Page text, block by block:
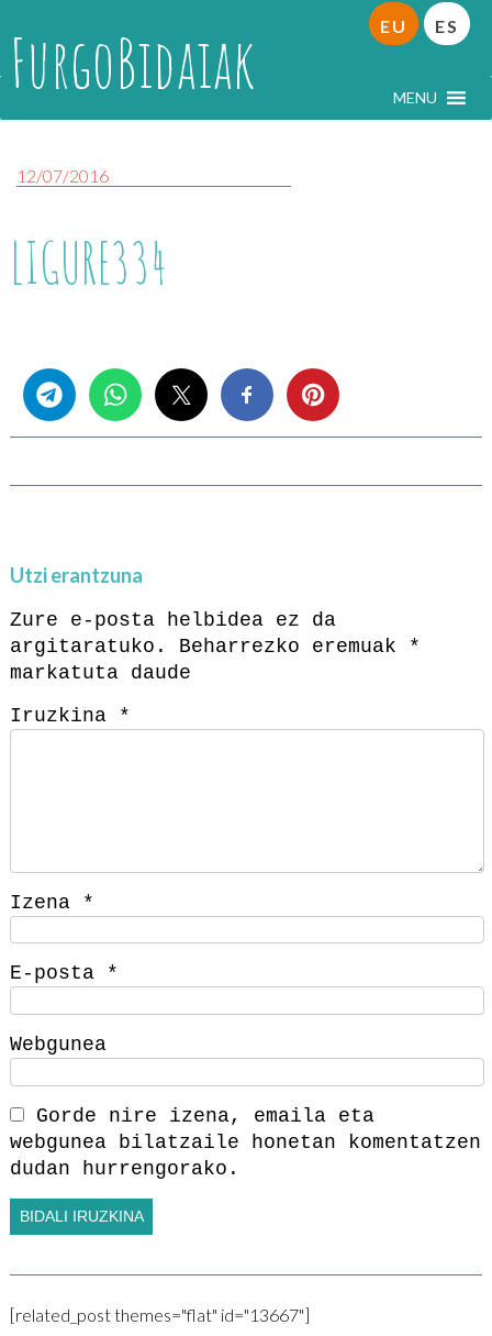
FurgoBidaiak MENU
EU ES
12/07/2016
LIGURE334
Utzi erantzuna
Zure e-posta helbidea ez da
argitaratuko.
Beharrezko eremuak
*
markatuta daude
Iruzkina
*
Izena *
E-posta *
Webgunea
Gorde nire izena, emaila eta
webgunea bilatzaile honetan komentatzen
dudan hurrengorako.
[related_post themes="flat" id="13667"]